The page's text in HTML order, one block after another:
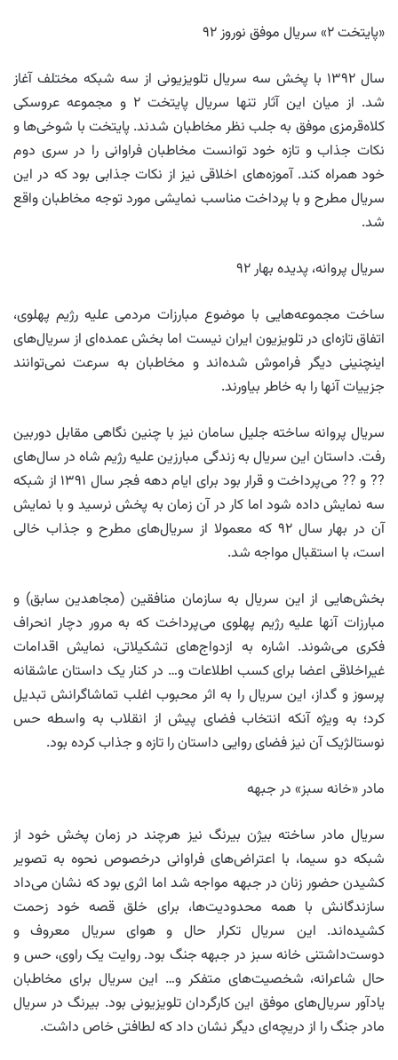
«پایتخت ۲» سریال موفق نوروز ۹۲
سال ۱۳۹۲ با پخش سه سریال تلویزیونی از سه شبکه مختلف آغاز
شد. از میان این آثار تنها سریال پایتخت ۲ و مجموعه عروسکی
کلاه‌قرمزی موفق به جلب نظر مخاطبان شدند. پایتخت با شوخی‌ها و
نکات جذاب و تازه خود توانست مخاطبان فراوانی را در سری دوم
خود همراه کند. آموزه‌های اخلاقی نیز از نکات جذابی بود که در این
سریال مطرح و با پرداخت مناسب نمایشی مورد توجه مخاطبان واقع
شد.
سریال پروانه، پدیده بهار ۹۲
ساخت مجموعه‌هایی با موضوع مبارزات مردمی علیه رژیم پهلوی،
اتفاق تازه‌ای در تلویزیون ایران نیست اما بخش عمده‌ای از سریال‌های
اینچنینی دیگر فراموش شده‌اند و مخاطبان به سرعت نمی‌توانند
جزییات آنها را به خاطر بیاورند.
سریال پروانه ساخته جلیل سامان نیز با چنین نگاهی مقابل دوربین
رفت. داستان این سریال به زندگی مبارزین علیه رژیم شاه در سال‌های
?? و ?? می‌پرداخت و قرار بود برای ایام دهه فجر سال ۱۳۹۱ از شبکه
سه نمایش داده شود اما کار در آن زمان به پخش نرسید و با نمایش
آن در بهار سال ۹۲ که معمولا از سریال‌های مطرح و جذاب خالی
است، با استقبال مواجه شد.
بخش‌هایی از این سریال به سازمان منافقین (مجاهدین سابق) و
مبارزات آنها علیه رژیم پهلوی می‌پرداخت که به مرور دچار انحراف
فکری می‌شوند. اشاره به ازدواج‌های تشکیلاتی، نمایش اقدامات
غیراخلاقی اعضا برای کسب اطلاعات و… در کنار یک داستان عاشقانه
پرسوز و گداز، این سریال را به اثر محبوب اغلب تماشاگرانش تبدیل
کرد؛ به ویژه آنکه انتخاب فضای پیش از انقلاب به واسطه حس
نوستالژیک آن نیز فضای روایی داستان را تازه و جذاب کرده بود.
مادر «خانه سبز» در جبهه
سریال مادر ساخته بیژن بیرنگ نیز هرچند در زمان پخش خود از
شبکه دو سیما، با اعتراض‌های فراوانی درخصوص نحوه به تصویر
کشیدن حضور زنان در جبهه مواجه شد اما اثری بود که نشان می‌داد
سازندگانش با همه محدودیت‌ها، برای خلق قصه خود زحمت
کشیده‌اند. این سریال تکرار حال و هوای سریال معروف و
دوست‌داشتنی خانه سبز در جبهه جنگ بود. روایت یک راوی، حس و
حال شاعرانه، شخصیت‌های متفکر و… این سریال برای مخاطبان
یادآور سریال‌های موفق این کارگردان تلویزیونی بود. بیرنگ در سریال
مادر جنگ را از دریچه‌ای دیگر نشان داد که لطافتی خاص داشت.